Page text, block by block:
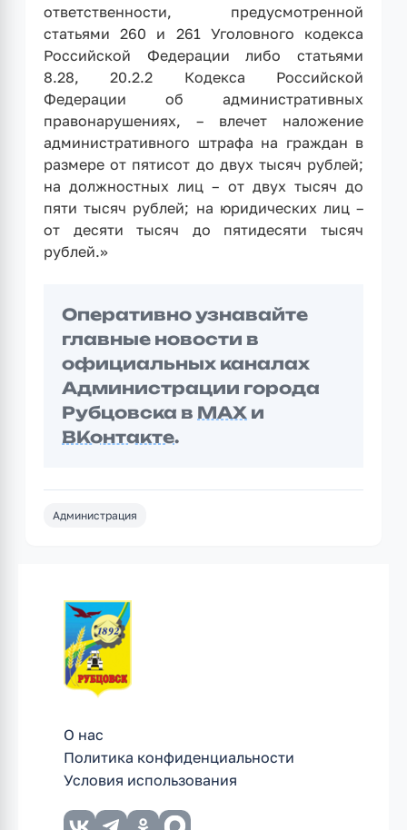
ответственности, предусмотренной
статьями 260 и 261 Уголовного кодекса
Российской Федерации либо статьями
8.28, 20.2.2 Кодекса Российской
Федерации об административных
правонарушениях, – влечет наложение
административного штрафа на граждан в
размере от пятисот до двух тысяч рублей;
на должностных лиц – от двух тысяч до
пяти тысяч рублей; на юридических лиц –
от десяти тысяч до пятидесяти тысяч
рублей.»
Оперативно узнавайте
главные новости в
официальных каналах
Администрации города
Рубцовска в MAX и
ВКонтакте.
Администрация
О нас
Политика конфиденциальности
Условия использования